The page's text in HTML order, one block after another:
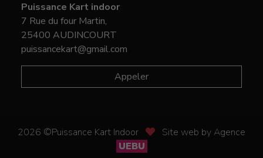
Puissance Kart indoor
7 Rue du four Martin,
25400 AUDINCOURT
puissancekart@gmail.com
Appeler
2026 ©Puissance Kart Indoor
Site web by Agence
UEBU